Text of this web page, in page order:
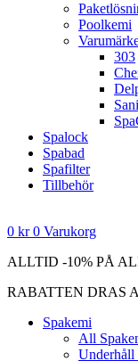
Poolkemi
303
Spalock
Spabad
Spafilter
Tillbehör
0 kr 0 Varukorg
ALLTID -10% PÅ
RABATTEN DRAS
Spakemi
All